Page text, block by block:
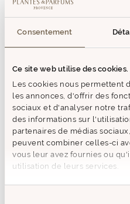
Consentement
Ce site web utilise des cookies.
Les cookies nous permettent
les annonces, d'offrir des
sociaux et d'analyser notre
des informations sur
partenaires de médias
peuvent combiner celles-ci
vous leur avez fournies ou
utilisation de leurs services.